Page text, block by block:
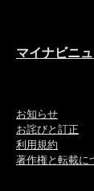
マイナビニ
お知らせ
お詫びと訂正
利用規約
著作権と転載に